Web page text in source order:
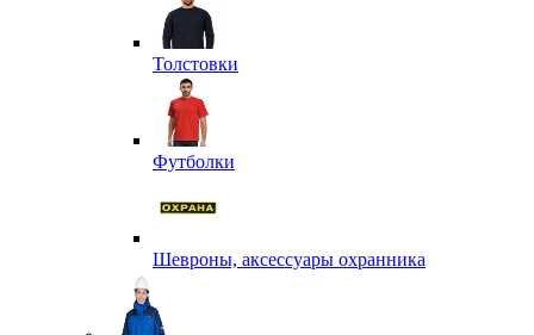
Толстовки
Футболки
Шевроны, аксессуары охранника